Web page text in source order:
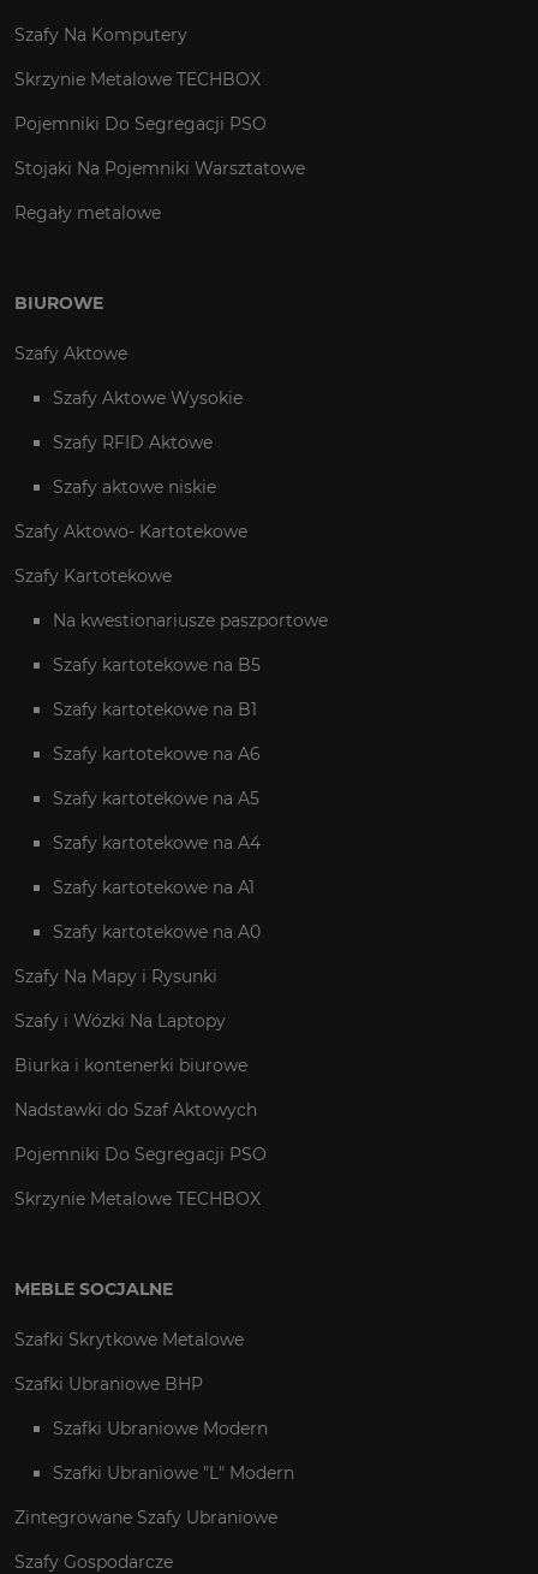
Szafy Na Komputery
Skrzynie Metalowe TECHBOX
Pojemniki Do Segregacji PSO
Stojaki Na Pojemniki Warsztatowe
Regały metalowe
BIUROWE
Szafy Aktowe
Szafy Aktowe Wysokie
Szafy RFID Aktowe
Szafy aktowe niskie
Szafy Aktowo- Kartotekowe
Szafy Kartotekowe
Na kwestionariusze paszportowe
Szafy kartotekowe na B5
Szafy kartotekowe na B1
Szafy kartotekowe na A6
Szafy kartotekowe na A5
Szafy kartotekowe na A4
Szafy kartotekowe na A1
Szafy kartotekowe na A0
Szafy Na Mapy i Rysunki
Szafy i Wózki Na Laptopy
Biurka i kontenerki biurowe
Nadstawki do Szaf Aktowych
Pojemniki Do Segregacji PSO
Skrzynie Metalowe TECHBOX
MEBLE SOCJALNE
Szafki Skrytkowe Metalowe
Szafki Ubraniowe BHP
Szafki Ubraniowe Modern
Szafki Ubraniowe "L" Modern
Zintegrowane Szafy Ubraniowe
Szafy Gospodarcze